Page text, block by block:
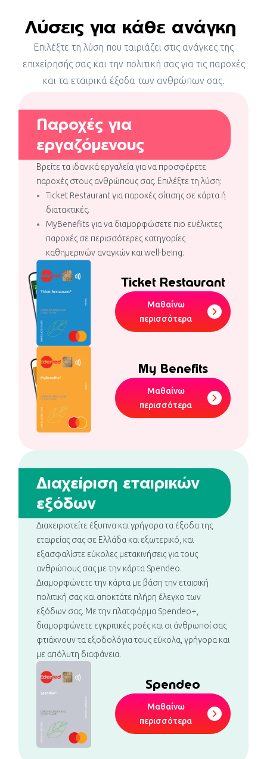
Επίσης, νιώθουν ότι αναγνωρίζετε την
προσπάθεια και τη συμβολή τους έμπρακτα.
Αυξημένη αγοραστική δύναμη
Κάνουν αγορές στο μεγαλύτερο
επιχειρήσεων εστίασης και καταστημάτων
τροφίμων, αλλά και σε delivery apps.
Λύσεις για κάθε ανάγκη
Επιλέξτε τη λύση που ταιριάζει στις ανάγκες της
επιχείρησής σας και την πολιτική σας για τις παροχές
και τα εταιρικά έξοδα των ανθρώπων σας.
Παροχές για
εργαζόμενους
Βρείτε τα ιδανικά εργαλεία για να προσφέρετε
παροχές στους ανθρώπους σας. Επιλέξτε τη λύση:
Ticket Restaurant για παροχές σίτισης σε κάρτα ή
διατακτικές.
MyBenefits για να διαμορφώσετε πιο ευέλικτες
παροχές σε περισσότερες κατηγορίες
καθημερινών αναγκών και well-being.
Ticket Restaurant
Μαθαίνω
περισσότερα
My Benefits
Μαθαίνω
περισσότερα
Διαχείριση εταιρικών
εξόδων
Διαχειριστείτε έξυπνα και γρήγορα τα έξοδα της
εταιρείας σας σε Ελλάδα και εξωτερικό, και
εξασφαλίστε εύκολες μετακινήσεις για τους
ανθρώπους σας με την κάρτα Spendeo.
Διαμορφώνετε την κάρτα με βάση την εταιρική
πολιτική σας και αποκτάτε πλήρη έλεγχο των
εξόδων σας. Με την πλατφόρμα Spendeo+,
διαμορφώνετε εγκριτικές ροές και οι άνθρωποί σας
φτιάχνουν τα εξοδολόγια τους εύκολα, γρήγορα και
με απόλυτη διαφάνεια.
Spendeo
Μαθαίνω
περισσότερα